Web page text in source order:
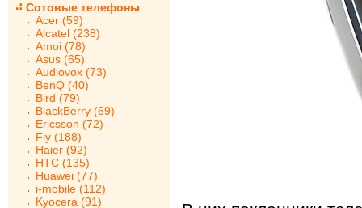
Сотовые телефоны
Acer (59)
Alcatel (238)
Amoi (78)
Asus (65)
Audiovox (73)
BenQ (40)
Bird (79)
BlackBerry (69)
Ericsson (72)
Fly (188)
Haier (92)
HTC (135)
Huawei (77)
i-mobile (112)
Kyocera (91)